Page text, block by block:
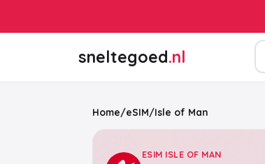
sneltegoed.nl
Home/eSIM/Isle of Man
ESIM ISLE OF MAN